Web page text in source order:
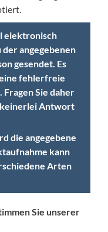
elektronisch
angegebenen
gesendet. Es
fehlerfreie
Sie daher
keinerlei Antwort
die angegebene
kann
Arten
Sie unserer